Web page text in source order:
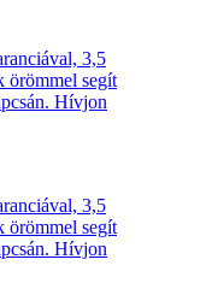
3,5
örömmel segít
Hívjon
3,5
örömmel segít
Hívjon